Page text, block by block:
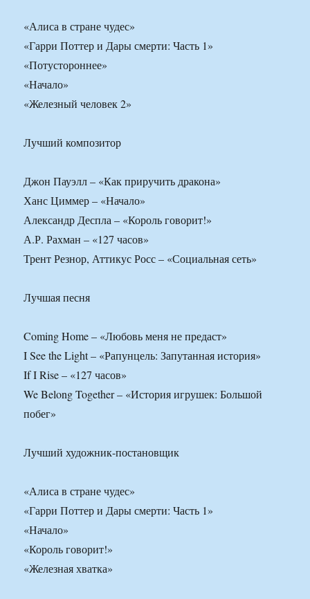
«Алиса в стране чудес»
«Гарри Поттер и Дары смерти: Часть 1»
«Потустороннее»
«Начало»
«Железный человек 2»
Лучший композитор
Джон Пауэлл – «Как приручить дракона»
Ханс Циммер – «Начало»
Александр Деспла – «Король говорит!»
А.Р. Рахман – «127 часов»
Трент Резнор, Аттикус Росс – «Социальная сеть»
Лучшая песня
Coming Home – «Любовь меня не предаст»
I See the Light – «Рапунцель: Запутанная история»
If I Rise – «127 часов»
We Belong Together – «История игрушек: Большой
побег»
Лучший художник-постановщик
«Алиса в стране чудес»
«Гарри Поттер и Дары смерти: Часть 1»
«Начало»
«Король говорит!»
«Железная хватка»